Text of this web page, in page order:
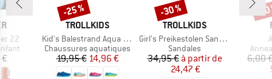
22
MARQUE
TROLLKIDS
Article
Kid's Balestrand Aqua Shoe
Product group
Chaussures aquatiques
Prix
19,95 €Prix réduit
14,96 €
Remise
-25 %
MARQUE
TROLLKIDS
Article
Girl's Preikestolen Sandal XT
Product group
Sandales
Prix
34,95 € Prix réduit
à partir de
24,47 €
Remise
-30 %
6,00
-